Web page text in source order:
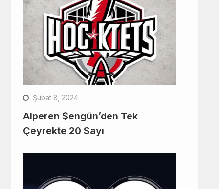
Şubat 8, 2024
Alperen Şengün’den Tek
Çeyrekte 20 Sayı